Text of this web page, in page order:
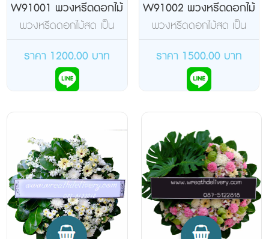
W91001 พวงหรีดดอกไม้
สด
พวงหรีดดอกไม้สด เป็น
พวงหรีดดอกไม้สด โทนสี
สีชมพู-ขาว ขนาดเล็ก จัด
เป็นรูปทรงกลม ขนาดเส้น
ผ่านศูนย์กลางประมาณ
พวงนี้ดูไม่น่าเบื่อและมีความ
โดดเด่นกว่าพวงหรีดอื่นๆ
ๆ
ราคา 1200.00 บาท
W91002 พวงหรีดดอกไม้
สด
พวงหรีดดอกไม้สด เป็น
พวงหรีดดอกไม้สด โทนสี
สีขาว-แดง-เหลืองเป็น
พวงหรีดขนาดเล็ก จัดเป็น
รูปทรงกลม ขนาดเส้นผ่าน
สด ทำให้พวงหรีดพวงนี้ดู
ไม่น่าเบื่อและมีความสวยงาม
อยู่ในตัวของพวงหรีดเอง
ราคา 1500.00 บาท